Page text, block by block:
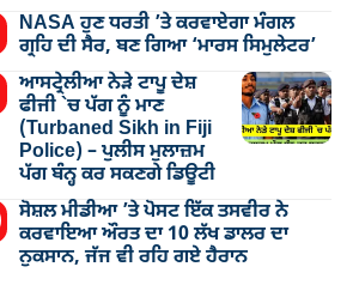
NASA ਹੁਣ ਧਰਤੀ ’ਤੇ ਕਰਵਾਏਗਾ ਮੰਗਲ
ਗ੍ਰਹਿ ਦੀ ਸੈਰ, ਬਣ ਗਿਆ ‘ਮਾਰਸ ਸਿਮੁਲੇਟਰ’
ਆਸਟ੍ਰੇਲੀਆ ਨੇੜੇ ਟਾਪੂ ਦੇਸ਼
ਫੀਜੀ `ਚ ਪੱਗ ਨੂੰ ਮਾਣ
(Turbaned Sikh in Fiji
Police) – ਪੁਲੀਸ ਮੁਲਾਜ਼ਮ
ਪੱਗ ਬੰਨ੍ਹ ਕਰ ਸਕਣਗੇ ਡਿਊਟੀ
ਸੋਸ਼ਲ ਮੀਡੀਆ ’ਤੇ ਪੋਸਟ ਇੱਕ ਤਸਵੀਰ ਨੇ
ਕਰਵਾਇਆ ਔਰਤ ਦਾ 10 ਲੱਖ ਡਾਲਰ ਦਾ
ਨੁਕਸਾਨ, ਜੱਜ ਵੀ ਰਹਿ ਗਏ ਹੈਰਾਨ